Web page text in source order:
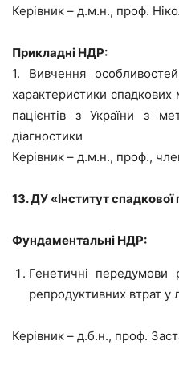
Керівник – д.м.н., проф.
Прикладні НДР:
1. Вивчення
характеристики
пацієнтів з України з
діагностики
Керівник – д.м.н., проф.,
13. ДУ «Інститут
Фундаментальні НДР:
Генетичні передумови
репродуктивних втрат у
Керівник – д.б.н., проф.